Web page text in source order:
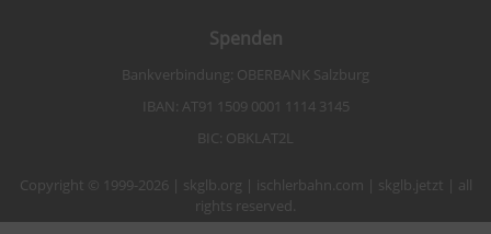
Spenden
Bankverbindung: OBERBANK Salzburg
IBAN: AT91 1509 0001 1114 3145
BIC: OBKLAT2L
Copyright © 1999-2026 | skglb.org | ischlerbahn.com | skglb.jetzt | all
rights reserved.